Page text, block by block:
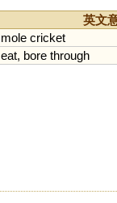
英文
mole cricket
eat, bore through